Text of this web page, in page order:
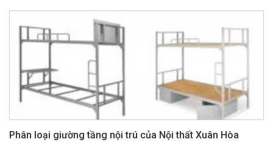
Phân loại giường tầng nội trú của Nội thất Xuân Hòa